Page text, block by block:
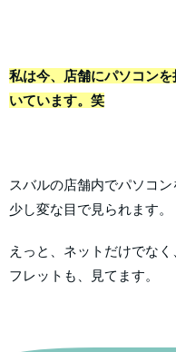
私は今、店舗にパソコン
いています。笑
スバルの店舗内でパソコ
少し変な目で見られます。
えっと、ネットだけでな
フレットも、見てます。